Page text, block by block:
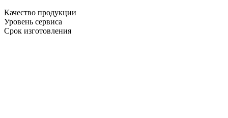
Качество продукции
Уровень сервиса
Срок изготовления